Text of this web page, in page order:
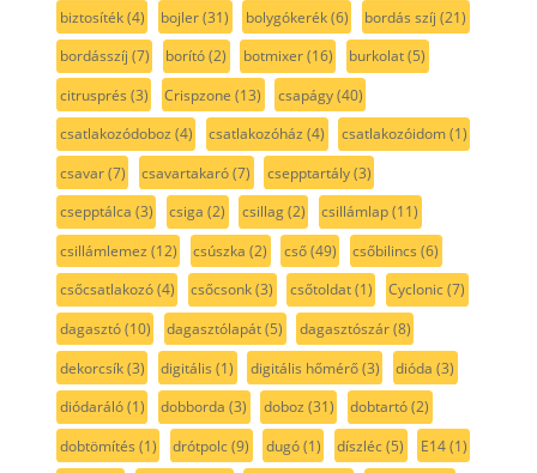
biztosíték(4) bojler(31) bolygókerék(6) bordás szíj (21)
bordásszíj (7) borító(2) botmixer(16) burkolat(5)
citrusprés (3) Crispzone (13) csapágy(40)
csatlakozódoboz (4) csatlakozóház (4) csatlakozóidom(1)
csavar(7) csavartakaró(7) csepptartály(3)
csepptálca (3) csiga (2) csillag(2) csillámlap(11)
csillámlemez (12) csúszka (2) cső(49) csőbilincs (6)
csőcsatlakozó(4) csőcsonk(3) csőtoldat(1) Cyclonic(7)
dagasztó(10) dagasztólapát(5) dagasztószár(8)
dekorcsík(3) digitális (1) digitális hőmérő(3) dióda (3)
diódaráló(1) dobborda (3) doboz (31) dobtartó(2)
dobtömítés (1) drótpolc(9) dugó(1) díszléc(5) E14(1)